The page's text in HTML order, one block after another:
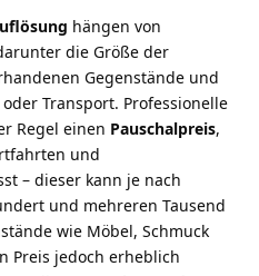
hängen von
die Größe der
Gegenstände und
Transport. Professionelle
Regel einen Pauschalpreis,
und
– dieser kann je nach
und mehreren Tausend
wie Möbel, Schmuck
Preis jedoch erheblich